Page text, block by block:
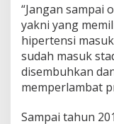
“Jangan sampai
yakni yang
hipertensi
sudah masuk
disembuhkan
memperlambat
Sampai tahun